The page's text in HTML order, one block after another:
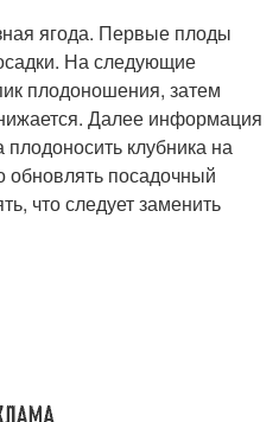
ягода. Первые плоды
На следующие
плодоношения, затем
Далее информация
плодоносить клубника на
посадочный
что следует заменить